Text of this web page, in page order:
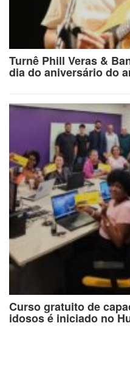
Turnê Phill Veras &
dia do aniversário do
Curso gratuito de
idosos é iniciado no